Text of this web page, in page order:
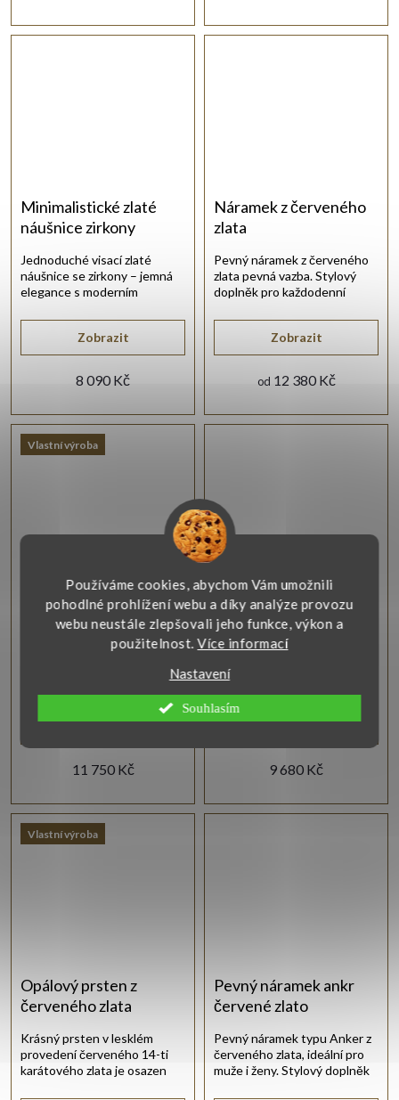
Používáme cookies, abychom Vám umožnili
pohodlné prohlížení webu a díky analýze provozu
webu neustále zlepšovali jeho funkce, výkon a
použitelnost.Více informací
Nastavení
Souhlasím
Minimalistické zlaté
náušnice zirkony
8 090 Kč
Zobrazit
Jednoduché visací zlaté
náušnice se zirkony – jemná
elegance s moderním
Náramek z červeného
zlata
od 12 380 Kč
Zobrazit
Pevný náramek z červeného
zlata pevná vazba. Stylový
doplněk pro každodenní
Vlastní výroba
Náušnice z červeného
zlata
11 750 Kč
Zobrazit
Krásné náušnice z červeného
zirkonem.
Náušnice žlutočervené
zlato
9 680 Kč
Zobrazit
Náušnice ze žlutého a
precizním ručním
zpracováním.
Vlastní výroba
Opálový prsten z
červeného zlata
Krásný prsten v lesklém
provedení červeného 14-ti
karátového zlata je osazen
Pevný náramek ankr
červené zlato
Pevný náramek typu Anker z
červeného zlata, ideální pro
muže i ženy. Stylový doplněk